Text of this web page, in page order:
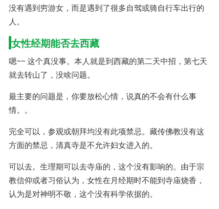
没有遇到穷游女，而是遇到了很多自驾或骑自行车出行的
人。
女性经期能否去西藏
嗯~~ 这个真没事。本人就是到西藏的第二天中招，第七天
就去转山了，没啥问题。
最主要的问题是，你要放松心情，说真的不会有什么事
情。。
完全可以，参观或朝拜均没有此项禁忌。藏传佛教没有这
方面的禁忌，清真寺是不允许妇女进入的。
可以去。生理期可以去寺庙的，这个没有影响的。由于宗
教信仰或者习俗认为，女性在月经期时不能到寺庙烧香，
认为是对神明不敬，这个没有科学依据的。